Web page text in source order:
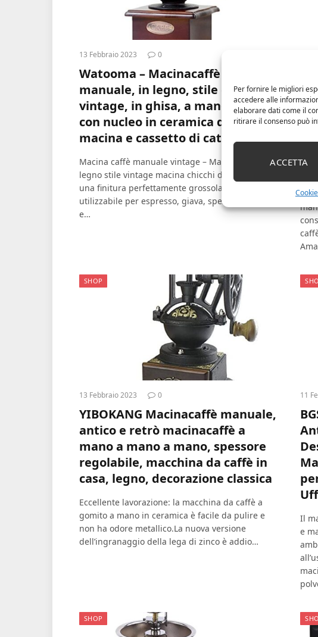
Per fornire le migliori
accedere alle
elaborare dati come il
ritirare il consenso può
ACCETTA
13 Febbraio 2023 0
Watooma – Macinacaffè
manuale, in legno, stile classico,
vintage, in ghisa, a manovella,
con nucleo in ceramica di ferro,
macina e cassetto di cattura
Macina caffè manuale vintage – Macina caffè in
legno stile vintage macina chicchi di caffè per
una finitura perfettamente grossolana o fine;
utilizzabile per espresso, giava, spezie, erbe, noci
e…
in
SHOP
13 Febbraio 2023 0
YIBOKANG Macinacaffè manuale,
antico e retrò macinacaffè a
mano a mano a mano, spessore
regolabile, macchina da caffè in
casa, legno, decorazione classica
Eccellente lavorazione: la macchina da caffè a
gomito a mano in ceramica è facile da pulire e
non ha odore metallico.La nuova versione
dell’ingranaggio della lega di zinco è addio…
11
Il
e
SHOP